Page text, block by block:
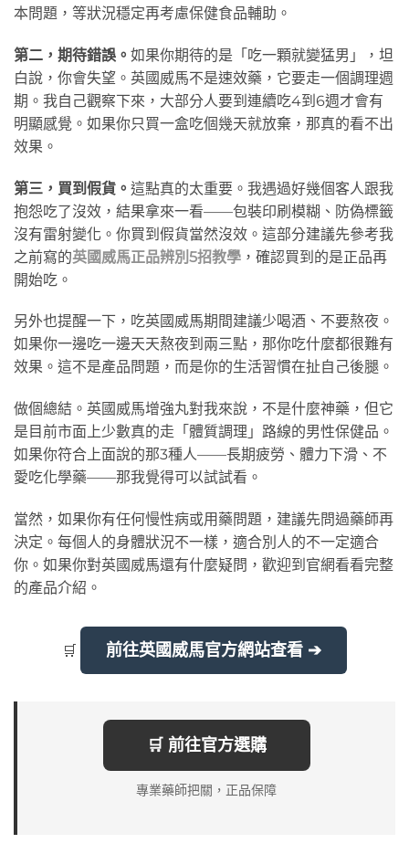
本問題，等狀況穩定再考慮保健食品輔助。
第二，期待錯誤。 如果你期待的是「吃一顆就變猛男」，坦
白說，你會失望。英國威馬不是速效藥，它要走一個調理週
期。我自己觀察下來，大部分人要到連續吃4到6週才會有
明顯感覺。如果你只買一盒吃個幾天就放棄，那真的看不出
效果。
第三，買到假貨。 這點真的太重要。我遇過好幾個客人跟我
抱怨吃了沒效，結果拿來一看——包裝印刷模糊、防偽標籤
沒有雷射變化。你買到假貨當然沒效。這部分建議先參考我
之前寫的英國威馬正品辨別5招教學 ，確認買到的是正品再
開始吃。
另外也提醒一下，吃英國威馬期間建議少喝酒、不要熬夜。
如果你一邊吃一邊天天熬夜到兩三點，那你吃什麼都很難有
效果。這不是產品問題，而是你的生活習慣在扯自己後腿。
做個總結。英國威馬增強丸對我來說，不是什麼神藥，但它
是目前市面上少數真的走「體質調理」路線的男性保健品。
如果你符合上面說的那3種人——長期疲勞、體力下滑、不
愛吃化學藥——那我覺得可以試試看。
當然，如果你有任何慢性病或用藥問題，建議先問過藥師再
決定。每個人的身體狀況不一樣，適合別人的不一定適合
你。如果你對英國威馬還有什麼疑問，歡迎到官網看看完整
的產品介紹。
🛒 前往英國威馬官方網站查看 ➔
🛒 前往官方選購
專業藥師把關，正品保障